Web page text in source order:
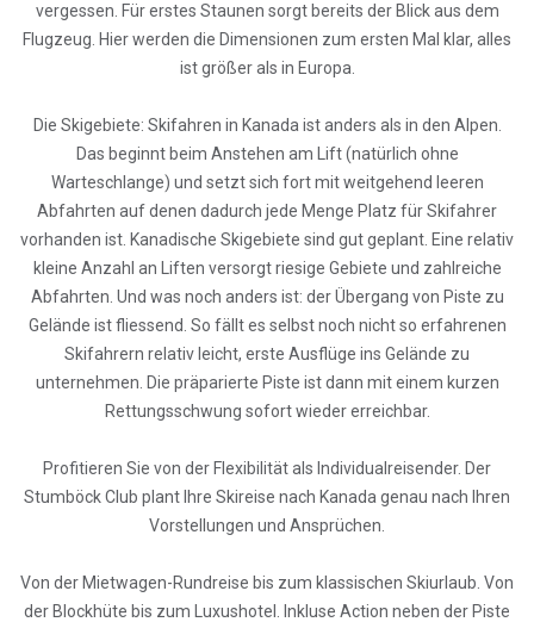
vergessen. Für erstes Staunen sorgt bereits der Blick aus dem
Flugzeug. Hier werden die Dimensionen zum ersten Mal klar, alles
ist größer als in Europa.
Die Skigebiete: Skifahren in Kanada ist anders als in den Alpen.
Das beginnt beim Anstehen am Lift (natürlich ohne
Warteschlange) und setzt sich fort mit weitgehend leeren
Abfahrten auf denen dadurch jede Menge Platz für Skifahrer
vorhanden ist. Kanadische Skigebiete sind gut geplant. Eine relativ
kleine Anzahl an Liften versorgt riesige Gebiete und zahlreiche
Abfahrten. Und was noch anders ist: der Übergang von Piste zu
Gelände ist fliessend. So fällt es selbst noch nicht so erfahrenen
Skifahrern relativ leicht, erste Ausflüge ins Gelände zu
unternehmen. Die präparierte Piste ist dann mit einem kurzen
Rettungsschwung sofort wieder erreichbar.
Profitieren Sie von der Flexibilität als Individualreisender. Der
Stumböck Club plant Ihre Skireise nach Kanada genau nach Ihren
Vorstellungen und Ansprüchen.
Von der Mietwagen-Rundreise bis zum klassischen Skiurlaub. Von
der Blockhüte bis zum Luxushotel. Inkluse Action neben der Piste